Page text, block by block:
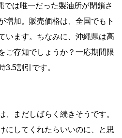
では唯一だった製油所が閉鎖さ
増加。販売価格は、全国でもト
います。ちなみに、沖縄県は高
ご存知でしょうか？一応期間限
3.5割引です。
、まだしばらく続きそうです。
にしてくれたらいいのに、と思